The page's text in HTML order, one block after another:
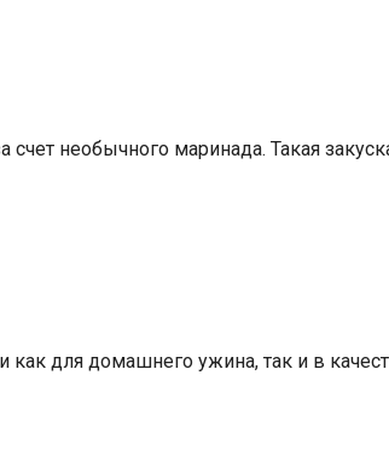
необычного маринада. Такая
для домашнего ужина, так и в